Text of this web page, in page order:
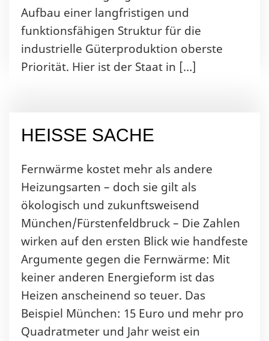
Aufbau einer langfristigen und
funktionsfähigen Struktur für die
industrielle Güterproduktion oberste
Priorität. Hier ist der Staat in […]
HEISSE SACHE
Fernwärme kostet mehr als andere
Heizungsarten – doch sie gilt als
ökologisch und zukunftsweisend
München/Fürstenfeldbruck – Die Zahlen
wirken auf den ersten Blick wie handfeste
Argumente gegen die Fernwärme: Mit
keiner anderen Energieform ist das
Heizen anscheinend so teuer. Das
Beispiel München: 15 Euro und mehr pro
Quadratmeter und Jahr weist ein